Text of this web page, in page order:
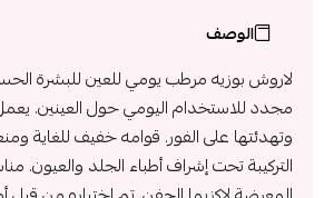
الوصف
مجدد للاستخدام اليومي حول العينين.
وتهدئتها على الفور. قوامه خفيف للغاية
التركيبة تحت إشراف أطباء الجلد والعيون.